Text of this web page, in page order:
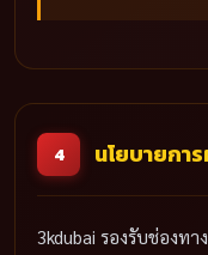
4 นโยบายกา
3kdubai รองรับช่องท